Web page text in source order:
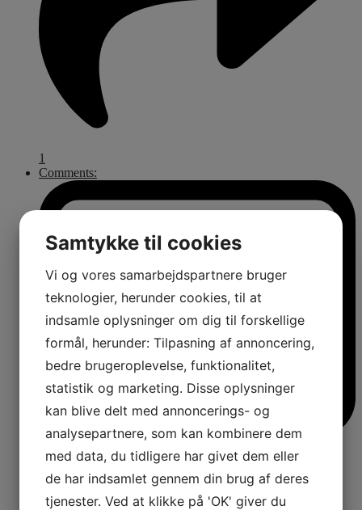
1
Comments:
Samtykke til cookies
Vi og vores samarbejdspartnere bruger
teknologier, herunder cookies, til at
indsamle oplysninger om dig til forskellige
formål, herunder: Tilpasning af annoncering,
bedre brugeroplevelse, funktionalitet,
statistik og marketing. Disse oplysninger
kan blive delt med annoncerings- og
analysepartnere, som kan kombinere dem
med data, du tidligere har givet dem eller
de har indsamlet gennem din brug af deres
tjenester. Ved at klikke på 'OK' giver du